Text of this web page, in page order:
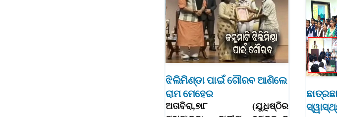
ଝିଲିମିଣ୍ଡା ପାଇଁ ଗୌରବ ଆଣିଲେ
ରାମ ମେହେର
ଅତାବିରା,୭ା୮ (ଯୁଧିଷ୍ଠିର